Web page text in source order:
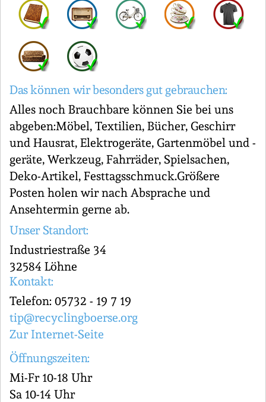
Das können wir besonders gut gebrauchen:
Alles noch Brauchbare können Sie bei uns
abgeben:Möbel, Textilien, Bücher, Geschirr
und Hausrat, Elektrogeräte, Gartenmöbel und -
geräte, Werkzeug, Fahrräder, Spielsachen,
Deko-Artikel, Festtagsschmuck.Größere
Posten holen wir nach Absprache und
Ansehtermin gerne ab.
Unser Standort:
Industriestraße 34
32584 Löhne
Kontakt:
Telefon: 05732 - 19 7 19
tip@recyclingboerse.org
Zur Internet-Seite
Öffnungszeiten:
Mi-Fr 10-18 Uhr
Sa 10-14 Uhr